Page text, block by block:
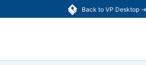
Back to VP Desktop →